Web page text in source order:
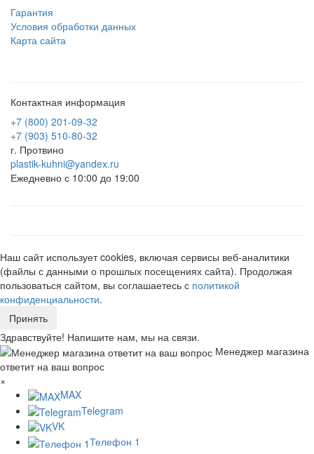
Гарантия
Условия обработки данных
Карта сайта
Контактная информация
+7 (800) 201-09-32
+7 (903) 510-80-32
г. Протвино
plastik-kuhni@yandex.ru
Ежедневно с 10:00 до 19:00
Наш сайт использует cookies, включая сервисы веб-аналитики
(файлы с данными о прошлых посещениях сайта). Продолжая
пользоваться сайтом, вы соглашаетесь с политикой
конфиденциальности.
Принять
Здравствуйте! Напишите нам, мы на связи.
Менеджер магазина
ответит на ваш вопрос
×
MAX
Telegram
VK
Телефон 1